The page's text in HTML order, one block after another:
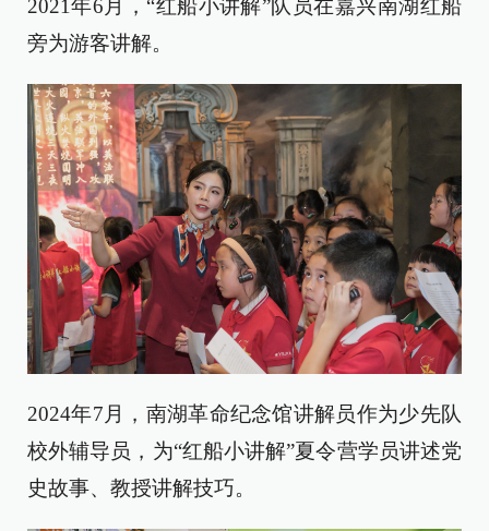
2021年6月，“红船小讲解”队员在嘉兴南湖红船
旁为游客讲解。
2024年7月，南湖革命纪念馆讲解员作为少先队
校外辅导员，为“红船小讲解”夏令营学员讲述党
史故事、教授讲解技巧。